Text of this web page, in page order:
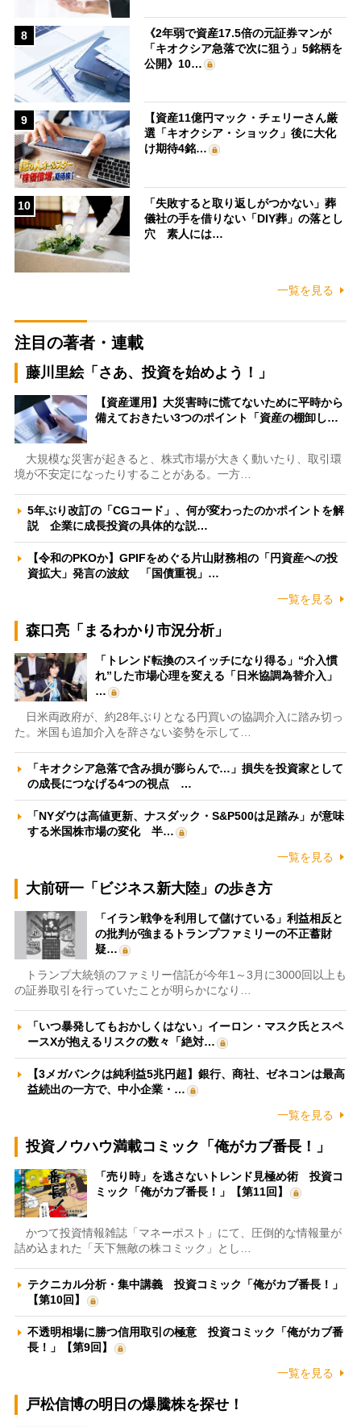
8
《2年弱で資産17.5倍の元証券マンが
「キオクシア急落で次に狙う」5銘柄を
公開》10…
9
【資産11億円マック・チェリーさん厳
選「キオクシア・ショック」後に大化
け期待4銘…
10
「失敗すると取り返しがつかない」葬
儀社の手を借りない「DIY葬」の落とし
穴 素人には…
一覧を見る
注目の著者・連載
藤川里絵「さあ、投資を始めよう！」
【資産運用】大災害時に慌てないために平時から
備えておきたい3つのポイント「資産の棚卸し…
大規模な災害が起きると、株式市場が大きく動いたり、取引環
境が不安定になったりすることがある。一方…
5年ぶり改訂の「CGコード」、何が変わったのかポイントを解
説 企業に成長投資の具体的な説…
【令和のPKOか】GPIFをめぐる片山財務相の「円資産への投
資拡大」発言の波紋 「国債重視」…
一覧を見る
森口亮「まるわかり市況分析」
「トレンド転換のスイッチになり得る」“介入慣
れ”した市場心理を変える「日米協調為替介入」
…
日米両政府が、約28年ぶりとなる円買いの協調介入に踏み切っ
た。米国も追加介入を辞さない姿勢を示して…
「キオクシア急落で含み損が膨らんで…」損失を投資家として
の成長につなげる4つの視点 …
「NYダウは高値更新、ナスダック・S&P500は足踏み」が意味
する米国株市場の変化 半…
一覧を見る
大前研一「ビジネス新大陸」の歩き方
「イラン戦争を利用して儲けている」利益相反と
の批判が強まるトランプファミリーの不正蓄財
疑…
トランプ大統領のファミリー信託が今年1～3月に3000回以上も
の証券取引を行っていたことが明らかになり…
「いつ暴発してもおかしくはない」イーロン・マスク氏とスペ
ースXが抱えるリスクの数々「絶対…
【3メガバンクは純利益5兆円超】銀行、商社、ゼネコンは最高
益続出の一方で、中小企業・…
一覧を見る
投資ノウハウ満載コミック「俺がカブ番長！」
「売り時」を逃さないトレンド見極め術 投資コ
ミック「俺がカブ番長！」【第11回】
かつて投資情報雑誌「マネーポスト」にて、圧倒的な情報量が
詰め込まれた「天下無敵の株コミック」とし…
テクニカル分析・集中講義 投資コミック「俺がカブ番長！」
【第10回】
不透明相場に勝つ信用取引の極意 投資コミック「俺がカブ番
長！」【第9回】
一覧を見る
戸松信博の明日の爆騰株を探せ！